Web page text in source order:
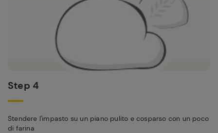
Step 4
Stendere l'impasto su un piano pulito e cosparso con un poco
di farina